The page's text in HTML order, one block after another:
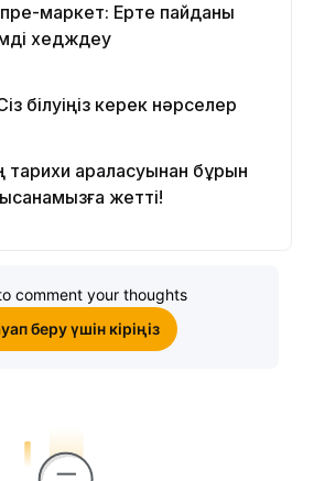
маркет: Ерте пайданы
хедждеу
білуіңіз керек нәрселер
тарихи араласуынан бұрын
жетті!
comment your thoughts
беру үшін кіріңіз